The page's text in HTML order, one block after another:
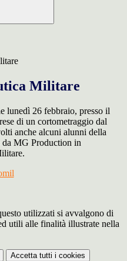
Militare
lunedì 26 febbraio, presso il
di un cortometraggio dal
anche alcuni alunni della
da MG Production in
utilizzati si avvalgono di
utili alle finalità illustrate nella
Accetta tutti i cookies